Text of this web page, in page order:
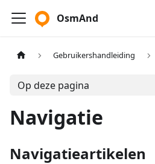
OsmAnd
Gebruikershandleiding
Op deze pagina
Navigatie
Navigatieartikelen